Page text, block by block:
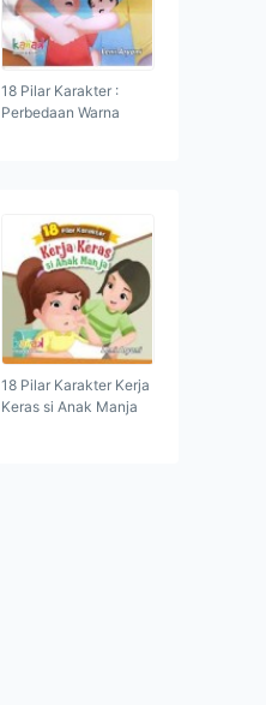
18 Pilar Karakter :
Perbedaan Warna
18 Pilar Karakter Kerja
Keras si Anak Manja